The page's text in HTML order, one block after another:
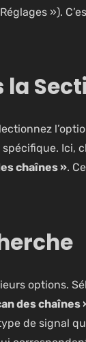
»).
la
Ici,
chaînes ».
options.
des chaînes
de signal